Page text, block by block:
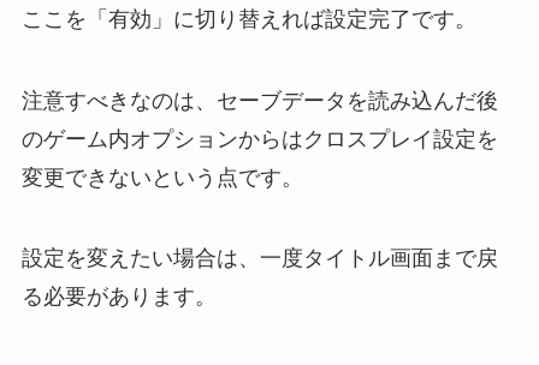
ここを「有効」に切り替えれば設定完了です。
注意すべきなのは、セーブデータを読み込んだ後
のゲーム内オプションからはクロスプレイ設定を
変更できないという点です。
設定を変えたい場合は、一度タイトル画面まで戻
る必要があります。